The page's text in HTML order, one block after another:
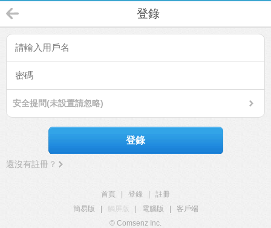
登錄
安全提問(未設置請忽略)
登錄
還沒有註冊？
首頁 登錄
註冊
簡易版
觸屏版 電腦版
客戶端
© Comsenz Inc.